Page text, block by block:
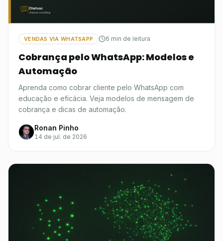
VENDAS VIA WHATSAPP 6 min de leitura
Cobrança pelo WhatsApp: Modelos e
Automação
Aprenda como cobrar cliente pelo WhatsApp com
educação e eficácia. Veja modelos de mensagem de
cobrança e dicas de automação.
Ronan Pinho
14 de jul. de 2026